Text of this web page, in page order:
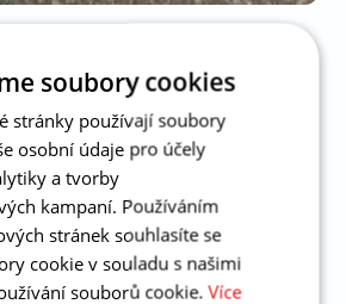
servisu
servisem všech významných
trhu: Generali Česká
ČPP, Allianz, ČSOB
a Direct. Opravujeme
značek Suzuki, Nissan,
Lada a UAZ.
soubory cookies
stránky používají soubory
osobní údaje pro účely
a tvorby
kampaní. Používáním
stránek souhlasíte se
cookie v souladu s našimi
souborů cookie.Více